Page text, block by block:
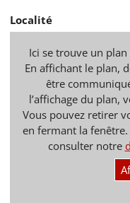
Localité
Ici se trouve un
En affichant le plan,
être
l’affichage du plan,
Vous pouvez retirer
en fermant la
consulter notre